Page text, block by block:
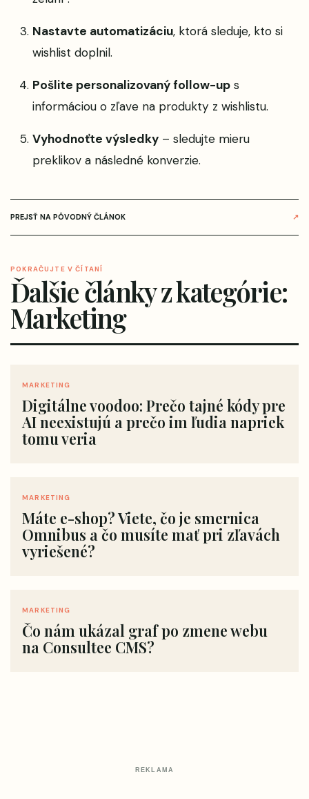
Nastavte automatizáciu, ktorá sleduje, kto si
wishlist doplnil.
Pošlite personalizovaný follow-up s
informáciou o zľave na produkty z wishlistu.
Vyhodnoťte výsledky – sledujte mieru
preklikov a následné konverzie.
PREJSŤ NA PÔVODNÝ ČLÁNOK ↗
POKRAČUJTE V ČÍTANÍ
Ďalšie články z kategórie:
Marketing
MARKETING
Digitálne voodoo: Prečo tajné kódy pre
AI neexistujú a prečo im ľudia napriek
tomu veria
MARKETING
Máte e-shop? Viete, čo je smernica
Omnibus a čo musíte mať pri zľavách
vyriešené?
MARKETING
Čo nám ukázal graf po zmene webu
na Consultee CMS?
REKLAMA